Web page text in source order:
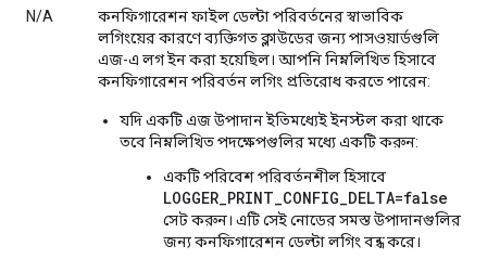
N/A
কনফিগারেশন ফাইল ডেল্টা পরিবর্তনের স্বাভাবিক
লগিংয়ের কারণে ব্যক্তিগত ক্লাউডের জন্য পাসওয়ার্ডগুলি
এজ-এ লগ ইন করা হয়েছিল। আপনি নিম্নলিখিত হিসাবে
কনফিগারেশন পরিবর্তন লগিং প্রতিরোধ করতে পারেন:
যদি একটি এজ উপাদান ইতিমধ্যেই ইনস্টল করা থাকে
তবে নিম্নলিখিত পদক্ষেপগুলির মধ্যে একটি করুন:
একটি পরিবেশ পরিবর্তনশীল হিসাবে
LOGGER_PRINT_CONFIG_DELTA=false
সেট করুন। এটি সেই নোডের সমস্ত উপাদানগুলির
জন্য কনফিগারেশন ডেল্টা লগিং বন্ধ করে।